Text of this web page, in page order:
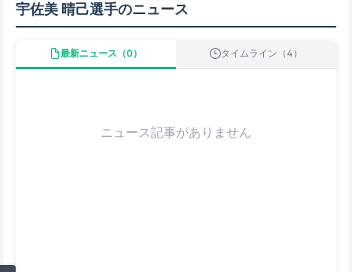
宇佐美 晴己選手のニュース
最新ニュース（0） タイムライン（4）
ニュース記事がありません